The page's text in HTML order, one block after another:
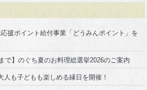
援ポイント給付事業「どうみんポイント」を
で】のぐち夏のお料理総選挙2026のご案内
人も子どもも楽しめる縁日を開催！